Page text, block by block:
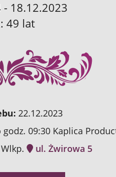
18.12.2023
49 lat
22.12.2023
godz. 09:30 Kaplica
ul. Żwirowa 5